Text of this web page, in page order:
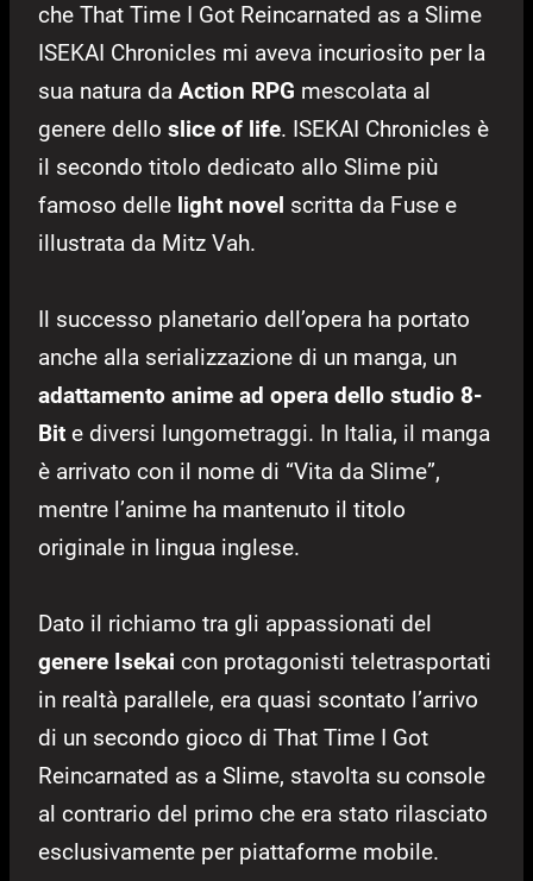
che That Time I Got Reincarnated as a Slime
ISEKAI Chronicles mi aveva incuriosito per la
sua natura da Action RPG mescolata al
genere dello slice of life. ISEKAI Chronicles è
il secondo titolo dedicato allo Slime più
famoso delle light novel scritta da Fuse e
illustrata da Mitz Vah.
Il successo planetario dell’opera ha portato
anche alla serializzazione di un manga, un
adattamento anime ad opera dello studio 8-
Bit e diversi lungometraggi. In Italia, il manga
è arrivato con il nome di “Vita da Slime”,
mentre l’anime ha mantenuto il titolo
originale in lingua inglese.
Dato il richiamo tra gli appassionati del
genere Isekai con protagonisti teletrasportati
in realtà parallele, era quasi scontato l’arrivo
di un secondo gioco di That Time I Got
Reincarnated as a Slime, stavolta su console
al contrario del primo che era stato rilasciato
esclusivamente per piattaforme mobile.